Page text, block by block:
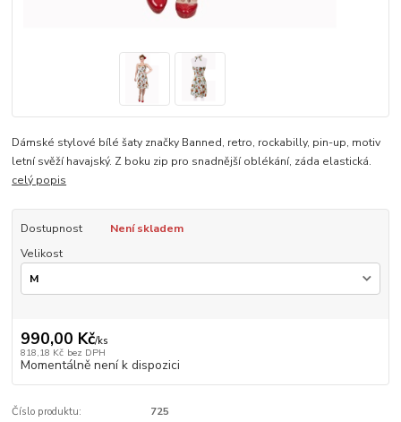
Dámské stylové bílé šaty značky Banned, retro, rockabilly, pin-up, motiv
letní svěží havajský. Z boku zip pro snadnější oblékání, záda elastická.
celý popis
Dostupnost
Není skladem
Velikost
990,00 Kč/ks
818,18 Kč bez DPH
Momentálně není k dispozici
Číslo produktu: 725